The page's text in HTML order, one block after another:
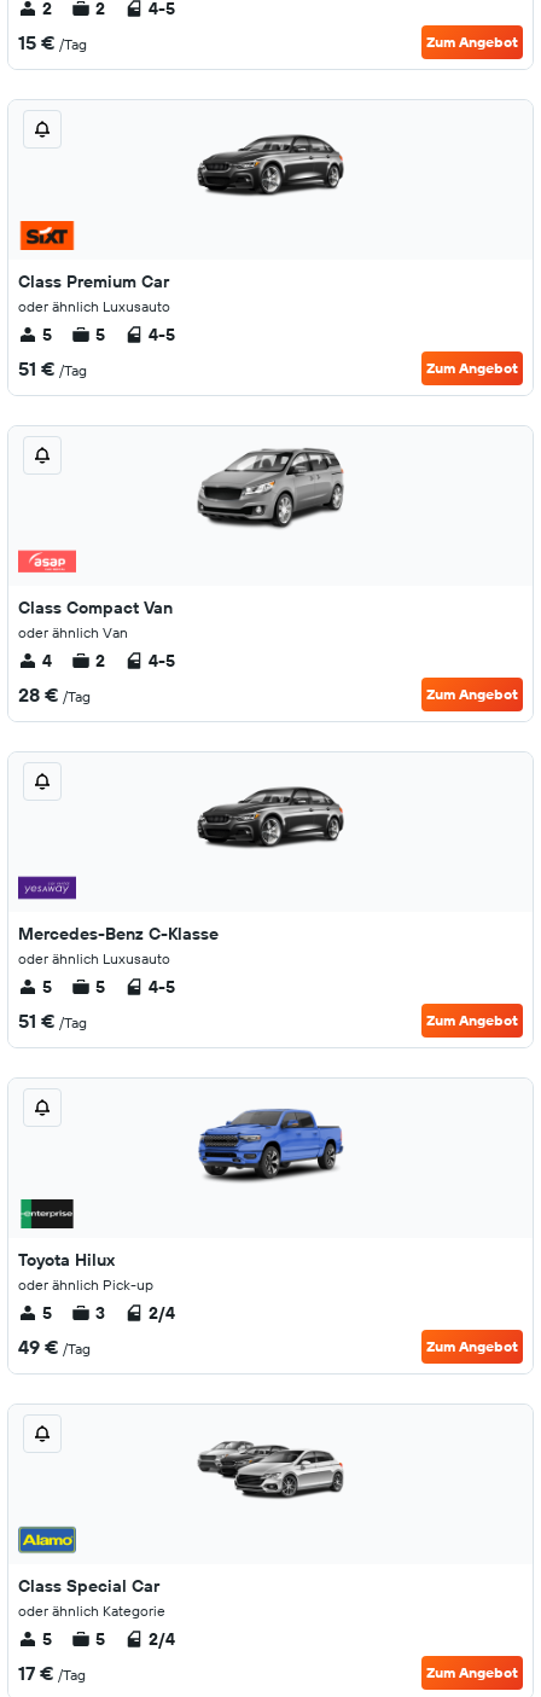
2 2 4-5
15 € /Tag Zum Angebot
Class Premium Car
oder ähnlich Luxusauto
5 5 4-5
51 € /Tag Zum Angebot
Class Compact Van
oder ähnlich Van
4 2 4-5
28 € /Tag Zum Angebot
Mercedes-Benz C-Klasse
oder ähnlich Luxusauto
5 5 4-5
51 € /Tag Zum Angebot
Toyota Hilux
oder ähnlich Pick-up
5 3 2/4
49 € /Tag Zum Angebot
Class Special Car
oder ähnlich Kategorie
5 5 2/4
17 € /Tag Zum Angebot